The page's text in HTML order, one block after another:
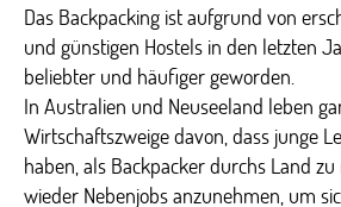
Das Backpacking ist aufgrund von
und günstigen Hostels in den letzten
beliebter und häufiger geworden.
In Australien und Neuseeland leben
Wirtschaftszweige davon, dass junge
haben, als Backpacker durchs Land
wieder Nebenjobs anzunehmen, um